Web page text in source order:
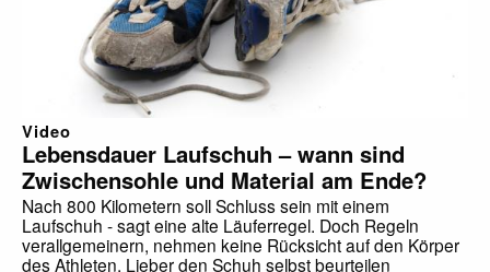
Video
Lebensdauer Laufschuh – wann sind
Zwischensohle und Material am Ende?
Nach 800 Kilometern soll Schluss sein mit einem
Laufschuh - sagt eine alte Läuferregel. Doch Regeln
verallgemeinern, nehmen keine Rücksicht auf den Körper
des Athleten. Lieber den Schuh selbst beurteilen